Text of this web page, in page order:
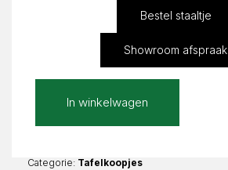
Bestel staaltje
Showroom afspraak
Recht
In winkelwagen
Categorie: Tafelkoopjes